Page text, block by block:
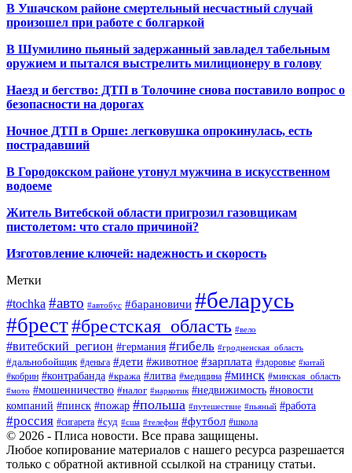
В Ушачском районе смертельный несчастный случай
произошел при работе с болгаркой
В Шумилино пьяный задержанный завладел табельным
оружием и пытался выстрелить милиционеру в голову
Наезд и бегство: ДТП в Толочине снова поставило вопрос о
безопасности на дорогах
Ночное ДТП в Орше: легковушка опрокинулась, есть
пострадавший
В Городокском районе утонул мужчина в искусственном
водоеме
Житель Витебской области пригрозил газовщикам
пистолетом: что стало причиной?
Изготовление ключей: надежность и скорость
Метки
#tochka #авто #автобус #барановичи #беларусь
#брест#брестская_область #вело
#витебский_регион #германия #гибель #гродненская_область
#дальнобойщик #деньга #дети #животное #зарплата #здоровье #китай
#кобрин #контрабанда #кража #литва #медицина #минск #минская_область
#мото #мошенничество #налог #наркотик #недвижимость #новости
компаний #пинск #пожар #польша #путешествие #пьяный #работа
#россия #сигарета #суд #сша #телефон #футбол #школа
© 2026 - Плиса новости. Все права защищены.
Любое копирование материалов с нашего ресурса разрешается
только с обратной активной ссылкой на страницу статьи.